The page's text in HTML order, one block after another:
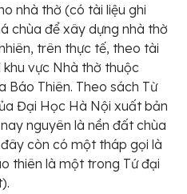
nhà thờ (có tài liệu ghi
chùa để xây dựng nhà thờ
trên thực tế, theo tài
khu vực Nhà thờ thuộc
Báo Thiên. Theo sách Từ
Đại Học Hà Nội xuất bản
nguyên là nền đất chùa
còn có một tháp gọi là
thiên là một trong Tứ đại